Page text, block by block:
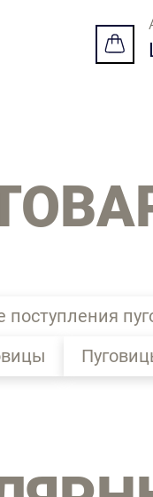
поступления